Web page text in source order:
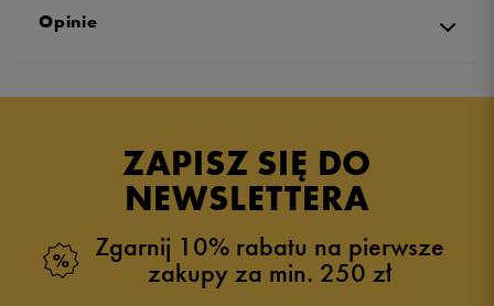
Opinie
5.0
zebranych i zweryfikowanych przez
ZAPISZ SIĘ DO
NEWSLETTERA
Zgarnij 10% rabatu na pierwsze
zakupy za min. 250 zł